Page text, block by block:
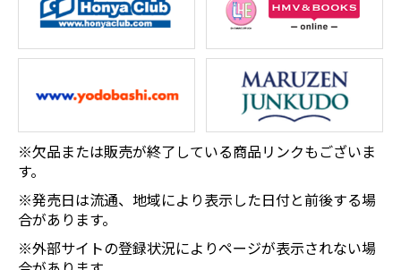
※欠品または販売が終了している商品リンクもございま
す。
※発売日は流通、地域により表示した日付と前後する場
合があります。
※外部サイトの登録状況によりページが表示されない場